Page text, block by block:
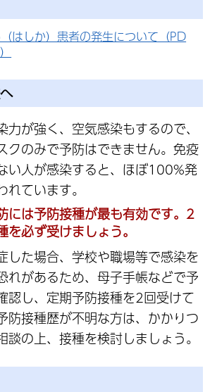
はしか）患者の発生について（PD
力が強く、空気感染もするので、
クのみで予防はできません。免疫
い人が感染すると、ほぼ100%発
ています。
には予防接種が最も有効です。2
を必ず受けましょう。
した場合、学校や職場等で感染を
れがあるため、母子手帳などで予
認し、定期予防接種を2回受けて
防接種歴が不明な方は、かかりつ
談の上、接種を検討しましょう。